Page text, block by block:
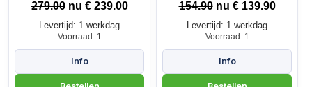
279.00nu € 239.00
Levertijd: 1 werkdag
Voorraad: 1
154.90nu € 139.90
Levertijd: 1 werkdag
Voorraad: 1